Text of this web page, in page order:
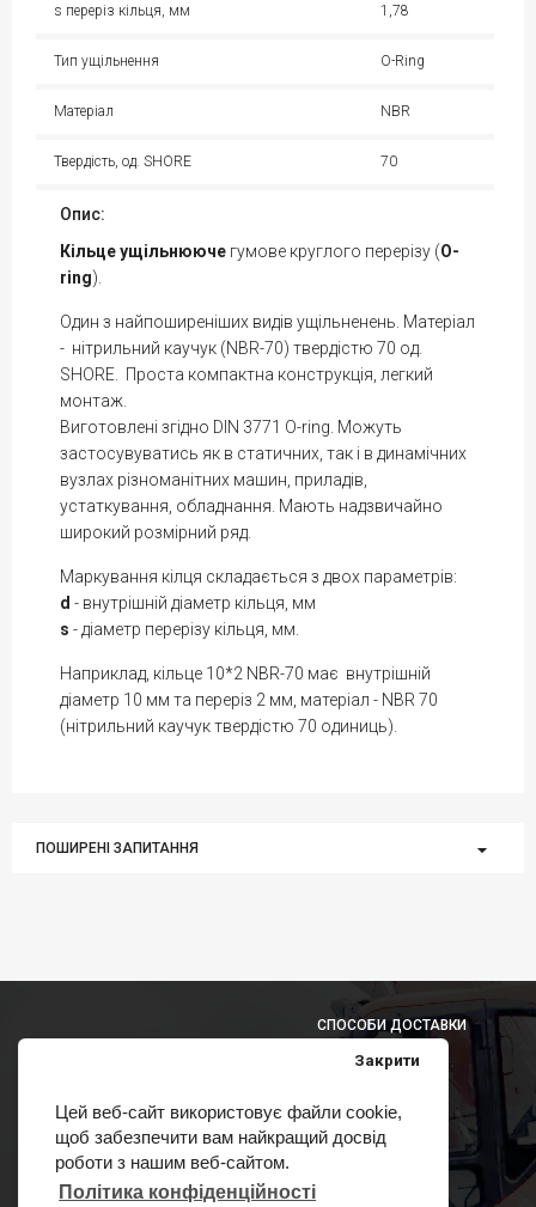
Цей веб-сайт використовує файли cookie,
щоб забезпечити вам найкращий досвід
роботи з нашим веб-сайтом.
Політика конфіденційності
Закрити
s переріз кільця, мм 1,78
Тип ущільнення O-Ring
Матеріал NBR
Твердість, од. SHORE 70
Опис:
Кільцеущільнююче гумове круглого перерізу (O-
ring).
Один з найпоширеніших видів ущільненень. Матеріал
- нітрильний каучук (NBR-70) твердістю 70 од.
SHORE. Проста компактна конструкція, легкий
монтаж.
Виготовлені згідно DIN 3771 O-ring. Можуть
застосувуватись як в статичних, так і в динамічних
вузлах різноманітних машин, приладів,
устаткування, обладнання. Мають надзвичайно
широкий розмірний ряд.
Маркування кілця складається з двох параметрів:
d - внутрішній діаметр кільця, мм
s - діаметр перерізу кільця, мм.
Наприклад, кільце 10*2 NBR-70 має внутрішній
діаметр 10 мм та переріз 2 мм, матеріал - NBR 70
(нітрильний каучук твердістю 70 одиниць).
ПОШИРЕНІ ЗАПИТАННЯ
СПОСОБИ ДОСТАВКИ
СПОСОБИ ОПЛАТИ